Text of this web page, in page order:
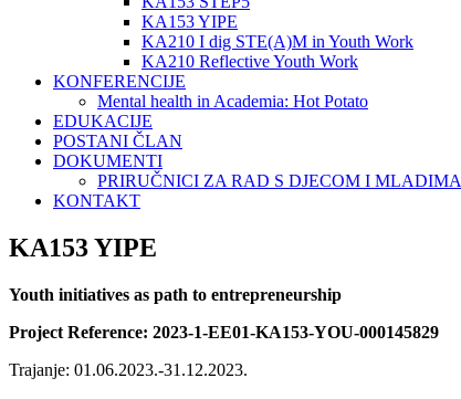
KA153 YIPE
KA210 I dig STE(A)M in Youth Work
KA210 Reflective Youth Work
KONFERENCIJE
Mental health in Academia: Hot Potato
EDUKACIJE
POSTANI ČLAN
DOKUMENTI
PRIRUČNICI ZA RAD S DJECOM I MLADIMA
KONTAKT
KA153 YIPE
Youth initiatives as path to entrepreneurship
Project Reference: 2023-1-EE01-KA153-YOU-000145829
Trajanje: 01.06.2023.-31.12.2023.